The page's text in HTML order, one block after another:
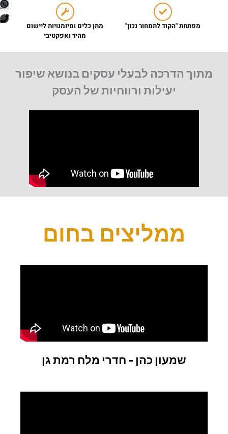
מפתחת "הקוד לתמחור נכון"
מתן כלים ומיומנויות ליישום
מהיר ואפקטיבי
מתוך הדרכה לבעלי עסקים בנושא שיפור
יעילות ורווחיות של העסק
ממליצים בחום
שמעון כהן - חדרי מלח רמת גן
o